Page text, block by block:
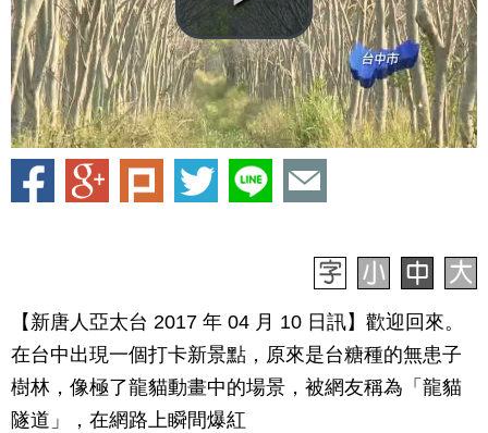
【新唐人亞太台 2017 年 04 月 10 日訊】歡迎回來。
在台中出現一個打卡新景點，原來是台糖種的無患子
樹林，像極了龍貓動畫中的場景，被網友稱為「龍貓
隧道」，在網路上瞬間爆紅